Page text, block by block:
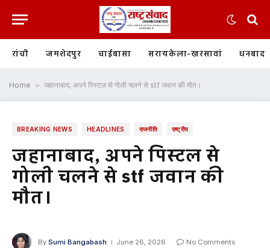
रांची जमशेदपुर चाईबासा सरायकेला-खरसावां धनबाद
Home » जहानाबाद, अपने पिस्टल से गोली चलने से stf जवान की मौत।
BREAKING NEWS HEADLINES राजनीति राष्ट्रीय
जहानाबाद, अपने पिस्टल से
गोली चलने से stf जवान की
मौत।
By Sumi Bangabash June 26, 2026 No Comments